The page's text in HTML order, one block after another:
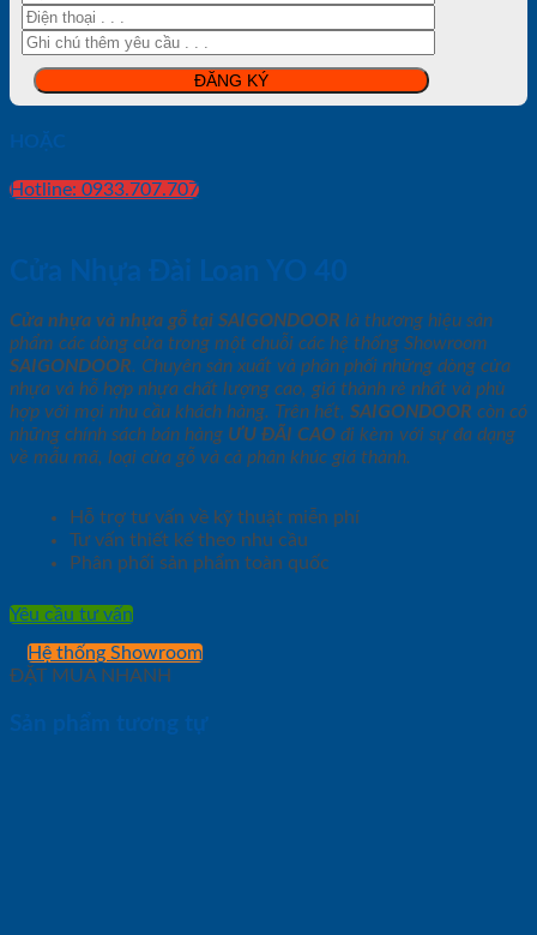
HOẶC
Hotline: 0933.707.707
Cửa Nhựa Đài Loan YO 40
Cửa nhựa và nhựa gỗ tại SAIGONDOOR là thương hiệu sản
phẩm các dòng cửa trong một chuỗi các hệ thống Showroom
SAIGONDOOR. Chuyên sản xuất và phân phối những dòng cửa
nhựa và hỗ hợp nhựa chất lượng cao, giá thành rẻ nhất và phù
hợp với mọi nhu cầu khách hàng. Trên hết, SAIGONDOOR còn có
những chính sách bán hàng ƯU ĐÃI CAO đi kèm với sự đa dạng
về mẫu mã, loại cửa gỗ và cả phân khúc giá thành.
Hỗ trợ tư vấn về kỹ thuật miễn phí
Tư vấn thiết kế theo nhu cầu
Phân phối sản phẩm toàn quốc
Yêu cầu tư vấn
Hệ thống Showroom
ĐẶT MUA NHANH
Sản phẩm tương tự